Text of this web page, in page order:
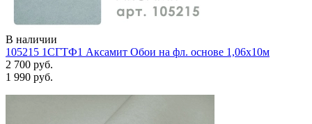
В наличии
105215 1СГТФ1 Аксамит Обои на фл. основе 1,06х10м
2 700 руб.
1 990 руб.